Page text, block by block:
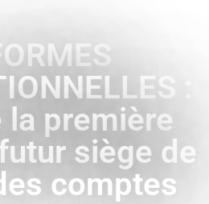
:
la première
siège de
comptes